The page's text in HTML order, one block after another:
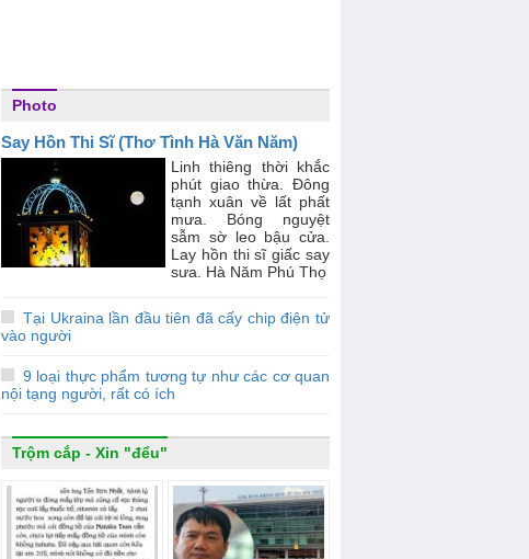
Photo
Say Hồn Thi Sĩ (Thơ Tình Hà Văn Năm)
Linh thiêng thời khắc
phút giao thừa. Đông
tạnh xuân về lất phất
mưa. Bóng nguyệt
sẫm sờ leo bậu cửa.
Lay hồn thi sĩ giấc say
sưa. Hà Năm Phú Thọ
Tại Ukraina lần đầu tiên đã cấy chip điện tử
vào người
9 loại thực phẩm tương tự như các cơ quan
nội tạng người, rất có ích
Trộm cắp - Xin "đểu"